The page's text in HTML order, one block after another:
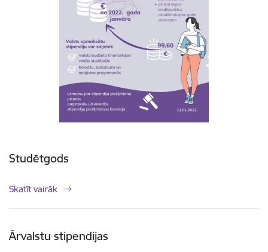
Studētgods
Skatīt vairāk
Ārvalstu stipendijas